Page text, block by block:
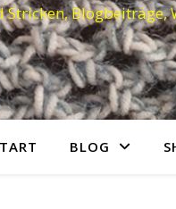
Blogbeiträge,
BLOG